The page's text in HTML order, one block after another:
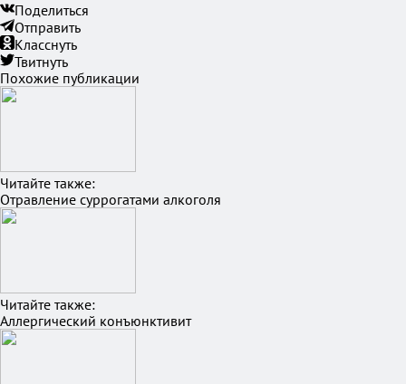
Поделиться
Отправить
Класснуть
Твитнуть
Похожие публикации
Читайте также:
Отравление суррогатами алкоголя
Читайте также:
Аллергический конъюнктивит